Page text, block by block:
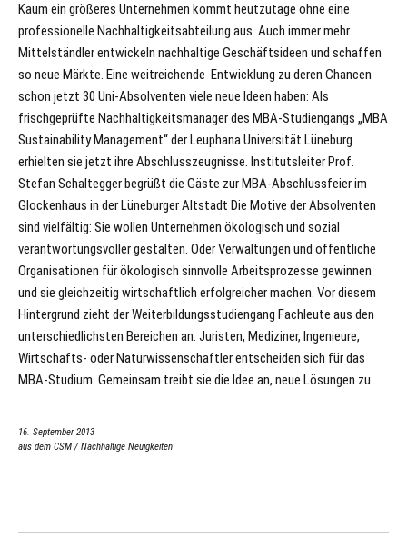
Kaum ein größeres Unternehmen kommt heutzutage ohne eine
professionelle Nachhaltigkeitsabteilung aus. Auch immer mehr
Mittelständler entwickeln nachhaltige Geschäftsideen und schaffen
so neue Märkte. Eine weitreichende Entwicklung zu deren Chancen
schon jetzt 30 Uni-Absolventen viele neue Ideen haben: Als
frischgeprüfte Nachhaltigkeitsmanager des MBA-Studiengangs „MBA
Sustainability Management“ der Leuphana Universität Lüneburg
erhielten sie jetzt ihre Abschlusszeugnisse. Institutsleiter Prof.
Stefan Schaltegger begrüßt die Gäste zur MBA-Abschlussfeier im
Glockenhaus in der Lüneburger Altstadt Die Motive der Absolventen
sind vielfältig: Sie wollen Unternehmen ökologisch und sozial
verantwortungsvoller gestalten. Oder Verwaltungen und öffentliche
Organisationen für ökologisch sinnvolle Arbeitsprozesse gewinnen
und sie gleichzeitig wirtschaftlich erfolgreicher machen. Vor diesem
Hintergrund zieht der Weiterbildungsstudiengang Fachleute aus den
unterschiedlichsten Bereichen an: Juristen, Mediziner, Ingenieure,
Wirtschafts- oder Naturwissenschaftler entscheiden sich für das
MBA-Studium. Gemeinsam treibt sie die Idee an, neue Lösungen zu …
16. September 2013
aus dem CSM /Nachhaltige Neuigkeiten